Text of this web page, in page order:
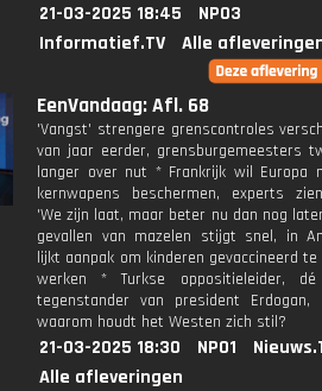
21-03-2025 18:45
NPO3
Informatief.TV
Alle
EenVandaag: Afl. 68
'Vangst' strengere grenscontroles
van jaar eerder, grensburgemeesters
langer over nut * Frankrijk wil Europa
kernwapens beschermen, experts
'We zijn laat, maar beter nu dan nog
gevallen van mazelen stijgt snel, in
lijkt aanpak om kinderen gevaccineerd
werken * Turkse oppositieleider, dé
tegenstander van president Erdogan,
waarom houdt het Westen zich stil?
21-03-2025 18:30 NPO1
Alle afleveringen